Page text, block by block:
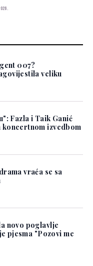
007?
veliku
Fazla i Taik Ganić
koncertnom izvedbom
vraća se sa
novo poglavlje
pjesma "Pozovi me